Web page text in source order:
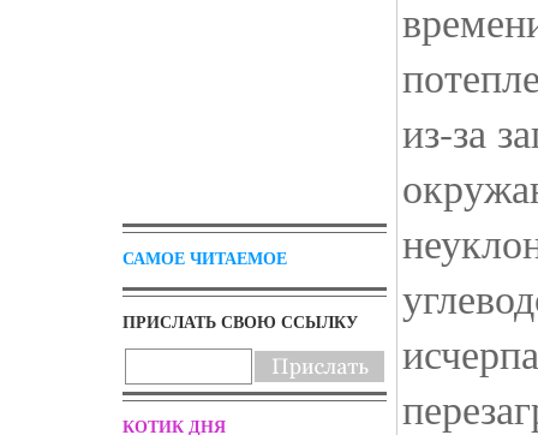
САМОЕ ЧИТАЕМОЕ
ПРИСЛАТЬ СВОЮ ССЫЛКУ
КОТИК ДНЯ
из-за